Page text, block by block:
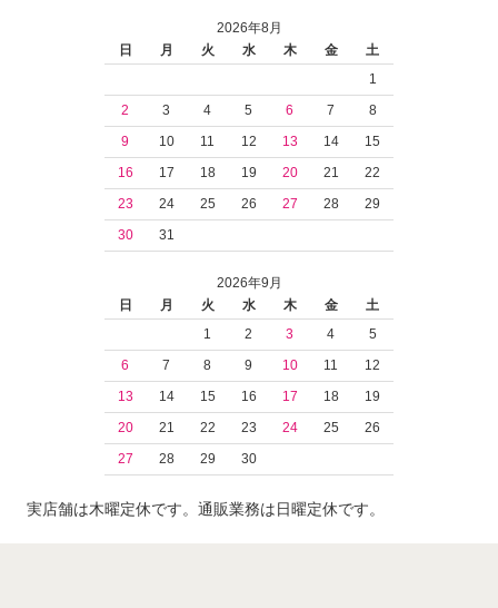
2026年8月
日
月 火 水 木 金
土
1
2
3 4 5 6 7
8
9
10 11 12 13 14
15
16
17 18 19 20 21
22
23
24 25 26 27 28
29
30
31
2026年9月
日
月 火 水 木 金
土
1
2 3 4
5
6
7 8 9 10 11
12
13
14 15 16 17 18
19
20
21 22 23 24 25
26
27
28 29 30
実店舗は木曜定休です。通販業務は日曜定休です。